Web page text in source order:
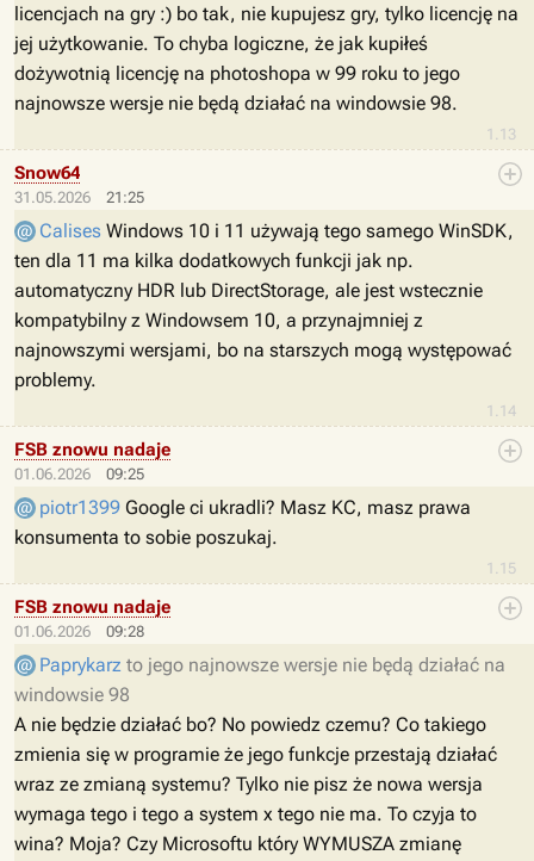
1.13
licencjach na gry :) bo tak, nie kupujesz gry, tylko licencję na
jej użytkowanie. To chyba logiczne, że jak kupiłeś
dożywotnią licencję na photoshopa w 99 roku to jego
najnowsze wersje nie będą działać na windowsie 98.
31.05.2026 21:25
1.14
Snow64
Calises Windows 10 i 11 używają tego samego WinSDK,
ten dla 11 ma kilka dodatkowych funkcji jak np.
automatyczny HDR lub DirectStorage, ale jest wstecznie
kompatybilny z Windowsem 10, a przynajmniej z
najnowszymi wersjami, bo na starszych mogą występować
problemy.
01.06.2026 09:25
1.15
FSB znowu nadaje
piotr1399 Google ci ukradli? Masz KC, masz prawa
konsumenta to sobie poszukaj.
01.06.2026 09:28
FSB znowu nadaje
Paprykarz to jego najnowsze wersje nie będą działać na
windowsie 98
A nie będzie działać bo? No powiedz czemu? Co takiego
zmienia się w programie że jego funkcje przestają działać
wraz ze zmianą systemu? Tylko nie pisz że nowa wersja
wymaga tego i tego a system x tego nie ma. To czyja to
wina? Moja? Czy Microsoftu który WYMUSZA zmianę